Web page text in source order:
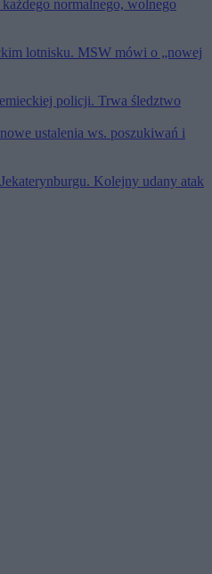
normalnego, wolnego
lotnisku. MSW mówi o „nowej
policji. Trwa śledztwo
ustalenia ws. poszukiwań i
Kolejny udany atak